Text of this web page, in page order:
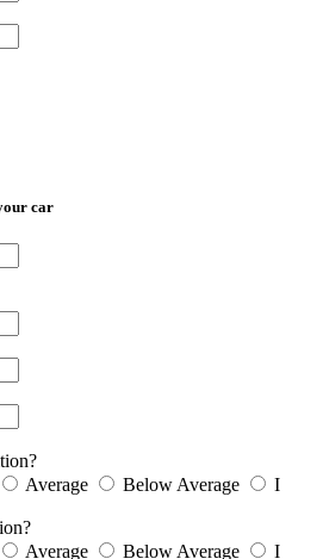
car
Average Below Average
I
Average Below Average
I